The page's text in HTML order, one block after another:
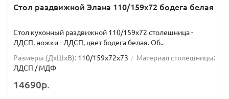
Стол раздвижной Элана 110/159х72 бодега белая
Стол кухонный раздвижной 110/159х72 столешница -
ЛДСП, ножки - ЛДСП, цвет бодега белая. Об..
Размеры (ДхШxВ): 110/159х72х73
Материал столешницы:
ЛДСП / МДФ
14690р.